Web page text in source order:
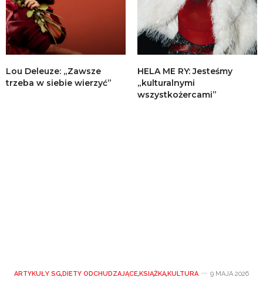
Lou Deleuze: „Zawsze
trzeba w siebie wierzyć”
HELA ME RY: Jesteśmy
„kulturalnymi
wszystkożercami”
ARTYKUŁY SG,DIETY ODCHUDZAJĄCE,KSIĄŻKA,KULTURA 9 MAJA 2026